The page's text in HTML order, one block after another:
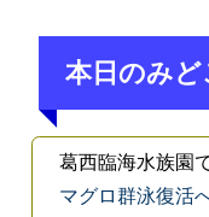
本日のみど
葛西臨海水族園
マグロ群泳復活